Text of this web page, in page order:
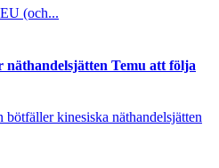
(och...
näthandelsjätten Temu att följa
kinesiska näthandelsjätten